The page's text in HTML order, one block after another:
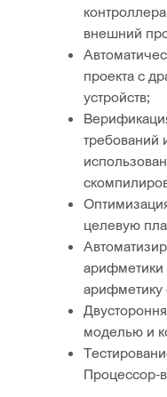
внешний
проекта с
устройств;
требований
целевую
арифметики
арифметику
моделью и
Процессор-